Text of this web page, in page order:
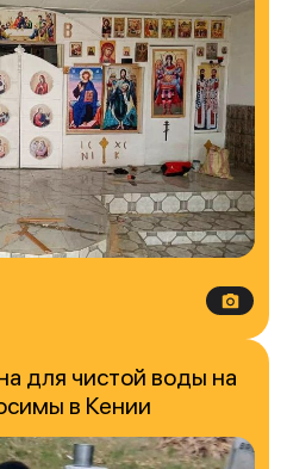
для чистой воды на
в Кении